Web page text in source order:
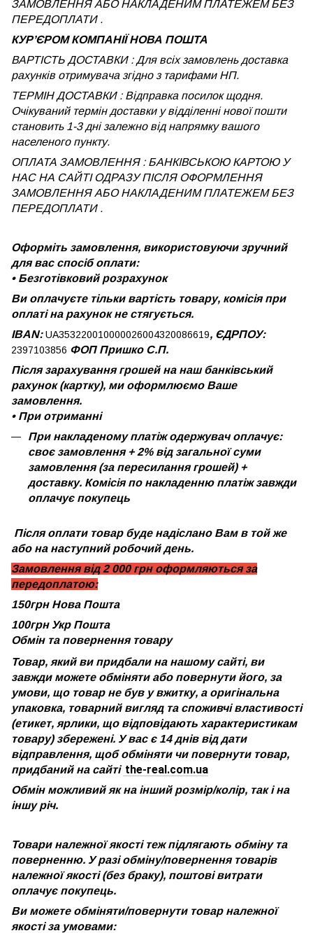
ЗАМОВЛЕННЯ АБО НАКЛАДЕНИМ ПЛАТЕЖЕМ БЕЗ
ПЕРЕДОПЛАТИ .
КУРʼЄРОМ КОМПАНІЇ НОВА ПОШТА
ВАРТІСТЬ ДОСТАВКИ : Для всіх замовлень доставка
рахунків отримувача згідно з тарифами НП.
ТЕРМІН ДОСТАВКИ : Відправка посилок щодня.
Очікуваний термін доставки у відділенні нової пошти
становить 1-3 дні залежно від напрямку вашого
населеного пункту.
ОПЛАТА ЗАМОВЛЕННЯ : БАНКІВСЬКОЮ КАРТОЮ У
НАС НА САЙТІ ОДРАЗУ ПІСЛЯ ОФОРМЛЕННЯ
ЗАМОВЛЕННЯ АБО НАКЛАДЕНИМ ПЛАТЕЖЕМБЕЗ
ПЕРЕДОПЛАТИ .
Оформіть замовлення, використовуючи зручний
для вас спосіб оплати:
• Безготівковий розрахунок
Ви оплачуєте тільки вартість товару, комісія при
оплаті на рахунок не стягується.
IBAN:UA353220010000026004320086619, ЄДРПОУ:
2397103856 ФОП Пришко С.П.
Після зарахування грошей на наш банківський
рахунок (картку), ми оформлюємо Ваше
замовлення.
•При отриманні
При накладеному платіж одержувач оплачує:
своє замовлення + 2% від загальної суми
замовлення (за пересилання грошей) +
доставку. Комісія по накладенню платіж завжди
оплачує покупець
Після оплати товар буде надіслано Вам в той же
або на наступний робочий день.
Замовлення від 2 000 грн оформляються за
передоплатою:
150грн Нова Пошта
100грн Укр Пошта
Обмін та повернення товару
Товар, який ви придбали на нашому сайті, ви
завжди можете обміняти або повернути його, за
умови, що товар не був у вжитку, а оригінальна
упаковка, товарний вигляд та споживчі властивості
(етикет, ярлики, що відповідають характеристикам
товару) збережені. У вас є 14 днів від дати
відправлення, щоб обміняти чи повернути товар,
придбаний на сайті the-real.com.ua
Обмін можливий як на інший розмір/колір, так і на
іншу річ.
Товари належної якості теж підлягають обміну та
поверненню. У разі обміну/повернення товарів
належної якості (без браку), поштові витрати
оплачує покупець.
Ви можете обміняти/повернути товар належної
якості за умовами: